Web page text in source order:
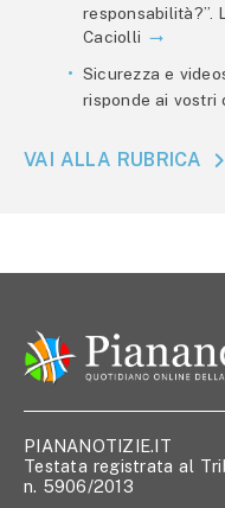
responsabilità?”.
Caciolli
Sicurezza e
risponde ai vostri
VAI ALLA RUBRICA
PIANANOTIZIE.IT
Testata registrata al
n. 5906/2013